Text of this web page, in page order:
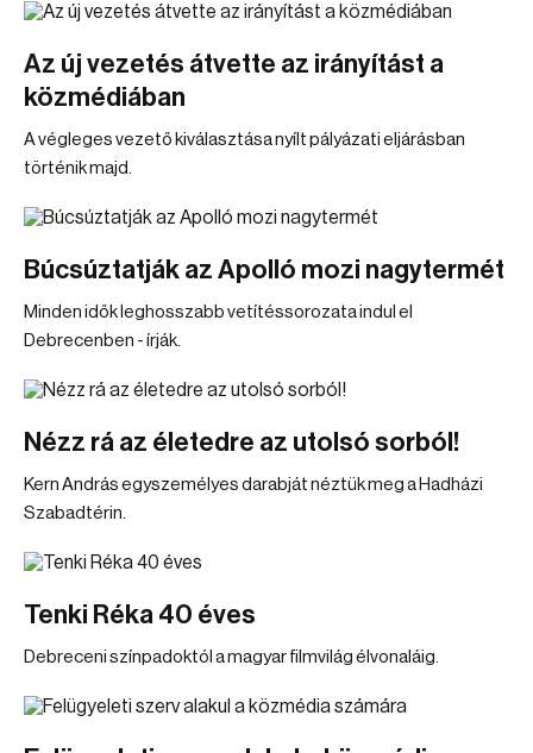
Az új vezetés átvette az irányítást a
közmédiában
A végleges vezető kiválasztása nyílt pályázati eljárásban
történik majd.
Búcsúztatják az Apolló mozi nagytermét
Minden idők leghosszabb vetítéssorozata indul el
Debrecenben - írják.
Nézz rá az életedre az utolsó sorból!
Kern András egyszemélyes darabját néztük meg a Hadházi
Szabadtérin.
Tenki Réka 40 éves
Debreceni színpadoktól a magyar filmvilág élvonaláig.